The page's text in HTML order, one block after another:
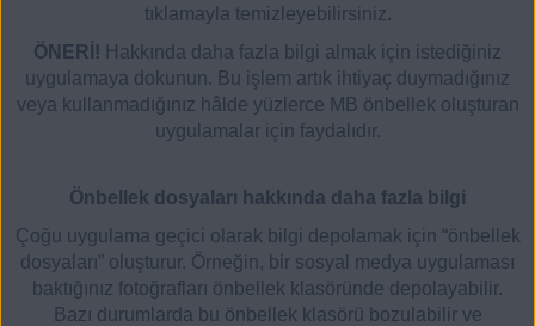
tıklamayla temizleyebilirsiniz.
ÖNERİ! Hakkında daha fazla bilgi almak için istediğiniz
uygulamaya dokunun. Bu işlem artık ihtiyaç duymadığınız
veya kullanmadığınız hâlde yüzlerce MB önbellek oluşturan
uygulamalar için faydalıdır.
Önbellek dosyaları hakkında daha fazla bilgi
Çoğu uygulama geçici olarak bilgi depolamak için “önbellek
dosyaları” oluşturur. Örneğin, bir sosyal medya uygulaması
baktığınız fotoğrafları önbellek klasöründe depolayabilir.
Bazı durumlarda bu önbellek klasörü bozulabilir ve